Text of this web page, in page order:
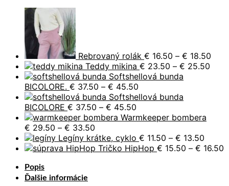
Rebrovaný rolák € 16.50 – € 18.50
Teddy mikina € 23.50 – € 25.50
Softshellová bunda
BICOLORE. € 37.50 – € 45.50
range:
through
Softshellová bunda
BICOLORE € 37.50 – € 45.50
range:
through
€ 45.50
Warmkeeper bombera
€ 29.50 – € 33.50
range:
€ 29.50
Legíny krátke, cyklo € 11.50 – € 13.50
range:
Tričko HipHop € 15.50 – € 16.50
Popis
Ďalšie informácie